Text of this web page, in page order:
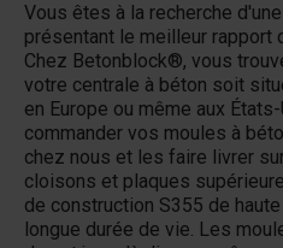
Vous êtes à la recherche
présentant le meilleur rapport
Chez Betonblock®, vous
votre centrale à béton soit
en Europe ou même aux
commander vos moules à
chez nous et les faire livrer
cloisons et plaques
de construction S355 de
longue durée de vie. Les